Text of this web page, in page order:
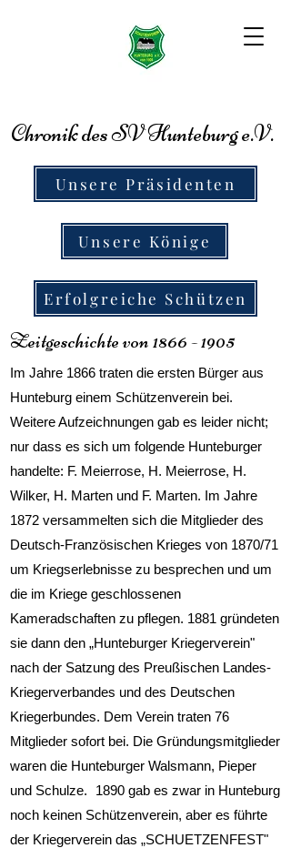
Chronik des SV Hunteburg e.V.
Unsere Präsidenten
Unsere Könige
Erfolgreiche Schützen
Zeitgeschichte von1866 - 1905
Im Jahre 1866 traten die ersten Bürger aus
Hunteburg einem Schützenverein bei.
Weitere Aufzeichnungen gab es leider nicht;
nur dass es sich um folgende Hunteburger
handelte: F. Meierrose, H. Meierrose, H.
Wilker, H. Marten und F. Marten. Im Jahre
1872 versammelten sich die Mitglieder des
Deutsch-Französischen Krieges von 1870/71
um Kriegserlebnisse zu besprechen und um
die im Kriege geschlossenen
Kameradschaften zu pflegen. 1881 gründeten
sie dann den „Hunteburger Kriegerverein"
nach der Satzung des Preußischen Landes-
Kriegerverbandes und des Deutschen
Kriegerbundes. Dem Verein traten 76
Mitglieder sofort bei. Die Gründungsmitglieder
waren die Hunteburger Walsmann, Pieper
und Schulze. 1890 gab es zwar in Hunteburg
noch keinen Schützenverein, aber es führte
der Kriegerverein das „SCHUETZENFEST"